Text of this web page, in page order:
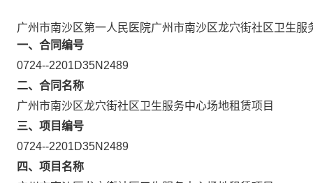
广州市南沙区第一人民医院广州市南沙区龙穴街社区卫生
一、合同编号
0724--2201D35N2489
二、合同名称
广州市南沙区龙穴街社区卫生服务中心场地租赁项目
三、项目编号
0724--2201D35N2489
四、项目名称